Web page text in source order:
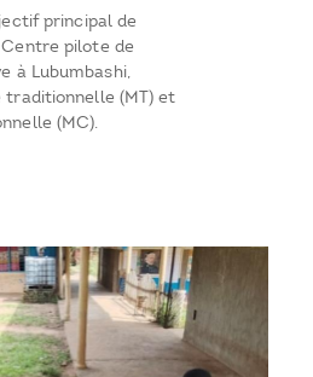
principal de
pilote de
à Lubumbashi,
traditionnelle (MT) et
(MC).